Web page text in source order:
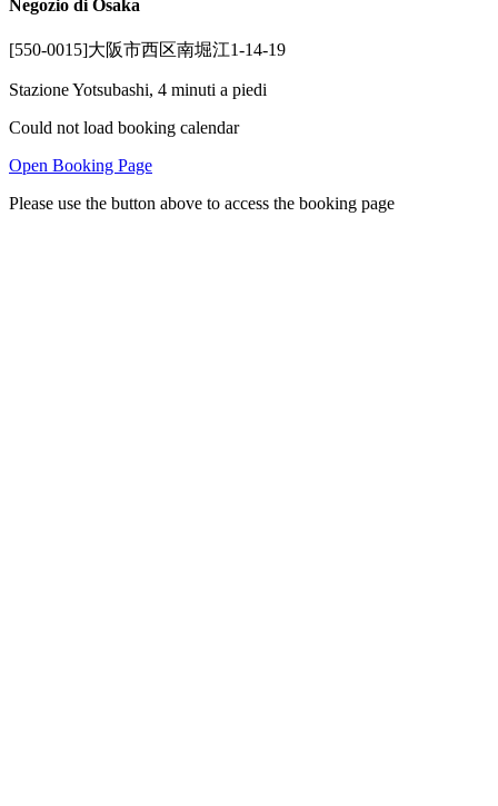
Negozio di Osaka
[550-0015]大阪市西区南堀江1-14-19
Stazione Yotsubashi, 4 minuti a piedi
Could not load booking calendar
Open Booking Page
Please use the button above to access the booking page